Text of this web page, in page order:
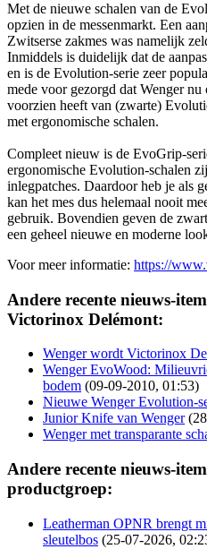
Met de nieuwe schalen van de
opzien in de messenmarkt. Een
Zwitserse zakmes was namelijk
Inmiddels is duidelijk dat de
en is de Evolution-serie zeer
mede voor gezorgd dat Wenger nu
voorzien heeft van (zwarte)
met ergonomische schalen.
Compleet nieuw is de EvoGrip-
ergonomische Evolution-schalen
inlegpatches. Daardoor heb je als
kan het mes dus helemaal nooit
gebruik. Bovendien geven de
een geheel nieuwe en moderne
Voor meer informatie: https://
Andere recente nieuws-
Victorinox Delémont:
Wenger wordt Victorinox
Wenger EvoWood:
bodem (09-09-2010, 01:53)
Nieuwe Wenger Evolution-
Junior Knife van Wenger
Wenger met transparante
Andere recente nieuws-
productgroep:
Leatherman OPNR brengt
sleutelbos (25-07-2026,